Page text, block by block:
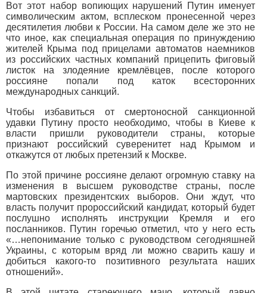
Вот этот набор вопиющих нарушений Путин именует
символическим актом, всплеском пронесенной через
десятилетия любви к России. На самом деле же это не
что иное, как специальная операция по принуждению
жителей Крыма под прицелами автоматов наемников
из российских частных компаний прицепить фиговый
листок на злодеяние кремлёвцев, после которого
россияне попали под каток всесторонних
международных санкций.
Чтобы избавиться от смертоносной санкционной
удавки Путину просто необходимо, чтобы в Киеве к
власти пришли руководители страны, которые
признают российский суверенитет над Крымом и
откажутся от любых претензий к Москве.
По этой причине россияне делают огромную ставку на
изменения в высшем руководстве страны, после
мартовских президентских выборов. Они ждут, что
власть получит пророссийский кандидат, который будет
послушно исполнять инструкции Кремля и его
посланников. Путин горечью отметил, что у него есть
«…непонимание только с руководством сегодняшней
Украины, с которым вряд ли можно сварить кашу и
добиться какого-то позитивного результата наших
отношений».